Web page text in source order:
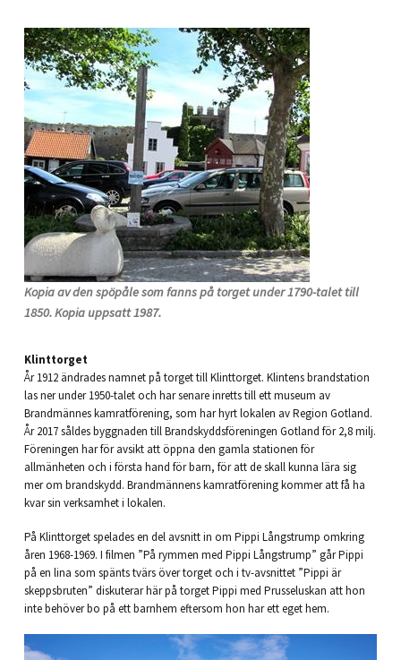
Kopia av den spöpåle som fanns på torget under 1790-talet till
1850. Kopia uppsatt 1987.
Klinttorget
År 1912 ändrades namnet på torget till Klinttorget. Klintens brandstation
las ner under 1950-talet och har senare inretts till ett museum av
Brandmännes kamratförening, som har hyrt lokalen av Region Gotland.
År 2017 såldes byggnaden till Brandskyddsföreningen Gotland för 2,8 milj.
Föreningen har för avsikt att öppna den gamla stationen för
allmänheten och i första hand för barn, för att de skall kunna lära sig
mer om brandskydd. Brandmännens kamratförening kommer att få ha
kvar sin verksamhet i lokalen.
På Klinttorget spelades en del avsnitt in om Pippi Långstrump omkring
åren 1968-1969. I filmen ”På rymmen med Pippi Långstrump” går Pippi
på en lina som spänts tvärs över torget och i tv-avsnittet ”Pippi är
skeppsbruten” diskuterar här på torget Pippi med Prusseluskan att hon
inte behöver bo på ett barnhem eftersom hon har ett eget hem.